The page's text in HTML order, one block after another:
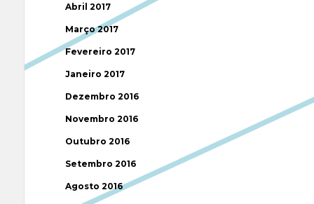
Abril 2017
Março 2017
Fevereiro 2017
Janeiro 2017
Dezembro 2016
Novembro 2016
Outubro 2016
Setembro 2016
Agosto 2016